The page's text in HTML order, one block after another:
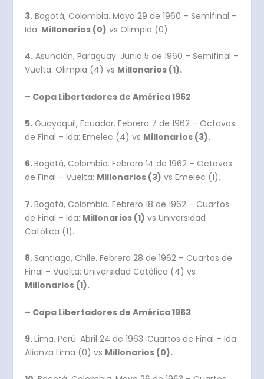
3. Bogotá, Colombia. Mayo 29 de 1960 – Semifinal –
Ida: Millonarios (0) vs Olimpia (0).
4. Asunción, Paraguay. Junio 5 de 1960 – Semifinal –
Vuelta: Olimpia (4) vs Millonarios (1).
– Copa Libertadores de América 1962
5. Guayaquil, Ecuador. Febrero 7 de 1962 – Octavos
de Final – Ida: Emelec (4) vs Millonarios (3).
6.Bogotá, Colombia. Febrero 14 de 1962 – Octavos
de Final – Vuelta: Millonarios (3) vs Emelec (1).
7.Bogotá, Colombia. Febrero 18 de 1962 – Cuartos
de Final – Ida: Millonarios (1) vs Universidad
Católica (1).
8.Santiago, Chile. Febrero 28 de 1962 – Cuartos de
Final – Vuelta: Universidad Católica (4) vs
Millonarios (1).
– Copa Libertadores de América 1963
9.Lima, Perú. Abril 24 de 1963. Cuartos de Final – Ida:
Alianza Lima (0) vs Millonarios (0).